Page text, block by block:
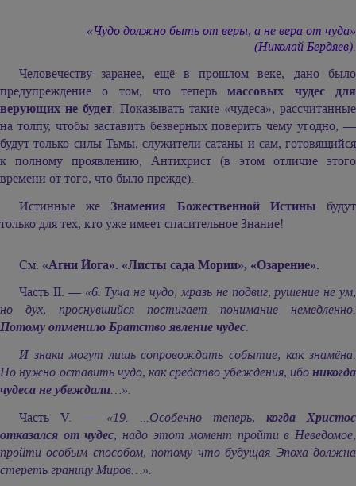
«Чудо должно быть от веры, а не вера от чуда»
(Николай Бердяев).
Человечеству заранее, ещё в прошлом веке, дано было
предупреждение о том, что теперьмассовых чудес для
верующих не будет. Показывать такие «чудеса», рассчитанные
на толпу, чтобы заставить безверных поверить чему угодно, —
будут только силы Тьмы, служители сатаны и сам, готовящийся
к полному проявлению, Антихрист (в этом отличие этого
времени от того, что было прежде).
Истинные жеЗнамения Божественной Истины будут
только для тех, кто уже имеет спасительное Знание!
См. «Агни Йога». «Листы сада Мории», «Озарение».
Часть II. — «6. Туча не чудо, мразь не подвиг, рушение не ум,
но дух, проснувшийся постигает понимание немедленно.
Потому отменило Братство явление чудес.
И знаки могут лишь сопровождать событие, как знамёна.
Но нужно оставить чудо, как средство убеждения, ибоникогда
чудеса не убеждали…».
Часть V. — «19. ...Особенно теперь, когда Христос
отказался от чудес, надо этот момент пройти в Неведомое,
пройти особым способом, потому что будущая Эпоха должна
стереть границу Миров…».